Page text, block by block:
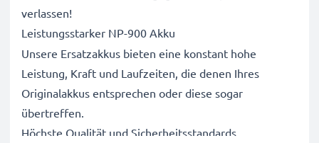
verlassen!
Leistungsstarker NP-900 Akku
Unsere Ersatzakkus bieten eine konstant hohe
Leistung, Kraft und Laufzeiten, die denen Ihres
Originalakkus entsprechen oder diese sogar
übertreffen.
Höchste Qualität und Sicherheitsstandards